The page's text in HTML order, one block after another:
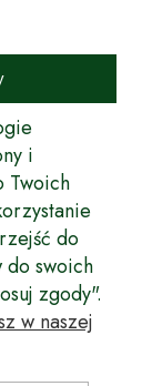
inicjatywa
na
ozdobnych oraz
małych, jak
- wspaniałe
i owocowych,
są
cechuje
klimatu
sklepu
drzewka
borówka
i
Twoich
do
do swoich
zgody".
w naszej